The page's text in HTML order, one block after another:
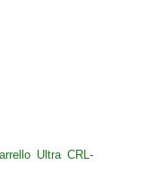
Ultra CRL-